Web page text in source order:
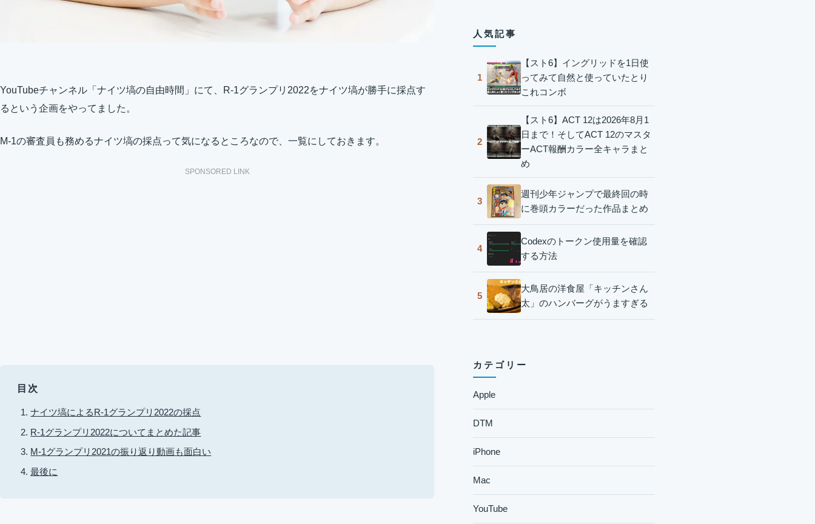
YouTubeチャンネル「ナイツ塙の自由時間」にて、R-1グランプリ2022をナイツ塙が勝手に採点す
るという企画をやってました。
M-1の審査員も務めるナイツ塙の採点って気になるところなので、一覧にしておきます。
SPONSORED LINK
目次
ナイツ塙によるR-1グランプリ2022の採点
R-1グランプリ2022についてまとめた記事
M-1グランプリ2021の振り返り動画も面白い
最後に
人気記事
1
【スト6】イングリッドを1日使
ってみて自然と使っていたとり
これコンボ
2
【スト6】ACT 12は2026年8月1
日まで！そしてACT 12のマスタ
ーACT報酬カラー全キャラまと
め
3
週刊少年ジャンプで最終回の時
に巻頭カラーだった作品まとめ
4
Codexのトークン使用量を確認
する方法
5
大鳥居の洋食屋「キッチンさん
太」のハンバーグがうますぎる
カテゴリー
Apple
DTM
iPhone
Mac
YouTube